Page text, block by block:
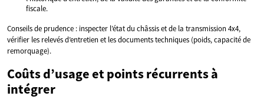
fiscale.
Conseils de prudence : inspecter l’état du châssis et de la transmission 4x4,
vérifier les relevés d’entretien et les documents techniques (poids, capacité de
remorquage).
Coûts d’usage et points récurrents à
intégrer